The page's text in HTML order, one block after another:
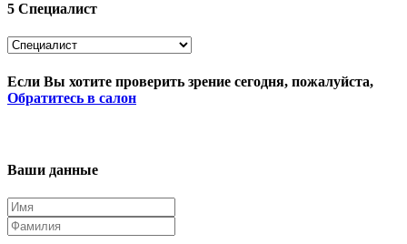
5 Специалист
Если Вы хотите проверить зрение сегодня, пожалуйста,
Обратитесь в салон
Ваши данные